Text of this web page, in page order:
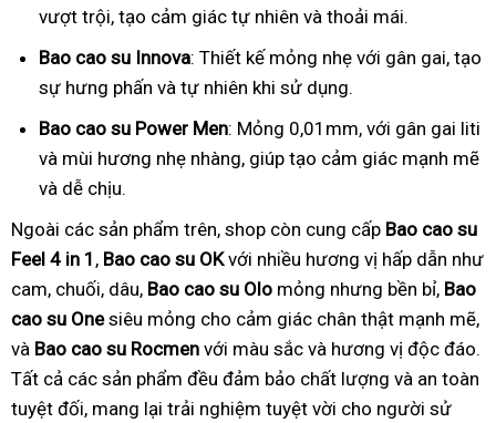
vượt trội, tạo cảm giác tự nhiên và thoải mái.
Bao cao su Innova: Thiết kế mỏng nhẹ với gân gai, tạo
sự hưng phấn và tự nhiên khi sử dụng.
Bao cao su Power Men: Mỏng 0,01mm, với gân gai liti
và mùi hương nhẹ nhàng, giúp tạo cảm giác mạnh mẽ
và dễ chịu.
Ngoài các sản phẩm trên, shop còn cung cấp Bao cao su
Feel 4 in 1 , Bao cao su OKvới nhiều hương vị hấp dẫn như
cam, chuối, dâu, Bao cao su Olo mỏng nhưng bền bỉ, Bao
cao su Onesiêu mỏng cho cảm giác chân thật mạnh mẽ,
và Bao cao su Rocmen với màu sắc và hương vị độc đáo.
Tất cả các sản phẩm đều đảm bảo chất lượng và an toàn
tuyệt đối, mang lại trải nghiệm tuyệt vời cho người sử